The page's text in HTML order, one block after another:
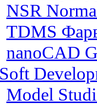
NSR
TDMS
nanoCAD
Model